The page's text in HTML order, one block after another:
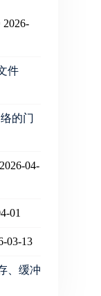
2026-
件
的门
2026-04-
01
03-13
、缓冲